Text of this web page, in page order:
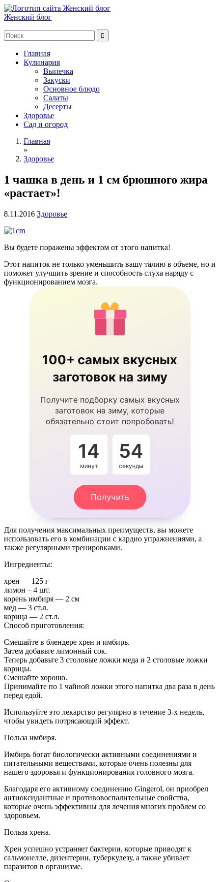
Женский блог
Главная
Кулинария
Выпечка
Закуски
Основное блюдо
Салаты
Десерты
Здоровье
Сад и огород
Главная
»
Здоровье
1 чашка в день и 1 см брюшного жира
«растает»!
8.11.2016 Здоровье
Вы будете поражены эффектом от этого напитка!
Этот напиток не только уменьшить вашу талию в объеме, но и
поможет улучшить зрение и способность слуха наряду с
функционированием мозга.
100+ самых вкусных
заготовок на зиму
Получите подборку самых вкусных
заготовок на зиму, которые
обязательно стоит попробовать!
14
минут
54
секунды
Получить
Для получения максимальных преимуществ, вы можете
использовать его в комбинации с кардио упражнениями, а
также регулярными тренировками.
Ингредиенты:
хрен — 125 г
лимон – 4 шт.
корень имбиря — 2 см
мед — 3 ст.л.
корица — 2 ст.л.
Способ приготовления:
Смешайте в блендере хрен и имбирь.
Затем добавьте лимонный сок.
Теперь добавьте 3 столовые ложки меда и 2 столовые ложки
корицы.
Смешайте хорошо.
Принимайте по 1 чайной ложки этого напитка два раза в день
перед едой.
Используйте это лекарство регулярно в течение 3-х недель,
чтобы увидеть потрясающий эффект.
Польза имбиря.
Имбирь богат биологически активными соединениями и
питательными веществами, которые очень полезны для
нашего здоровья и функционирования головного мозга.
Благодаря его активному соединению Gingerol, он приобрел
антиоксидантные и противовоспалительные свойства,
которые очень эффективны для лечения многих проблем со
здоровьем.
Польза хрена.
Хрен успешно устраняет бактерии, которые приводят к
сальмонелле, дизентерии, туберкулезу, а также убивает
паразитов в организме.